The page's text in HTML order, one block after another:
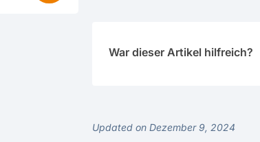
War dieser Artikel hilfreich?
Updated on Dezember 9, 2024